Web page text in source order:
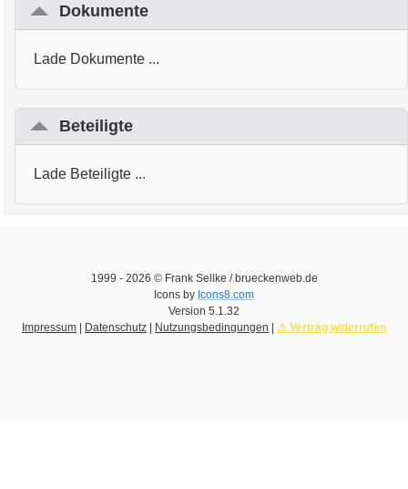
Dokumente
Lade Dokumente ...
Beteiligte
Lade Beteiligte ...
1999 - 2026 © Frank Sellke / brueckenweb.de
Icons by Icons8.com
Version 5.1.32
Impressum | Datenschutz | Nutzungsbedingungen | ⚠️ Vertrag widerrufen